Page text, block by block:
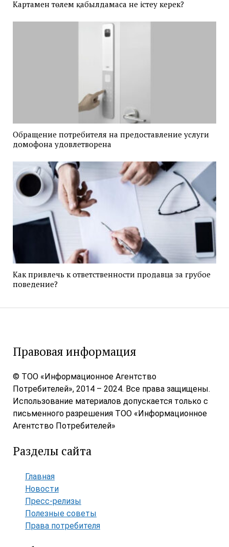
Картамен төлем қабылдамаса не істеу керек?
Обращение потребителя на предоставление услуги
домофона удовлетворена
Как привлечь к ответственности продавца за грубое
поведение?
Правовая информация
© ТОО «Информационное Агентство
Потребителей», 2014 – 2024. Все права защищены.
Использование материалов допускается только с
письменного разрешения ТОО «Информационное
Агентство Потребителей»
Разделы сайта
Главная
Новости
Пресс-релизы
Полезные советы
Права потребителя